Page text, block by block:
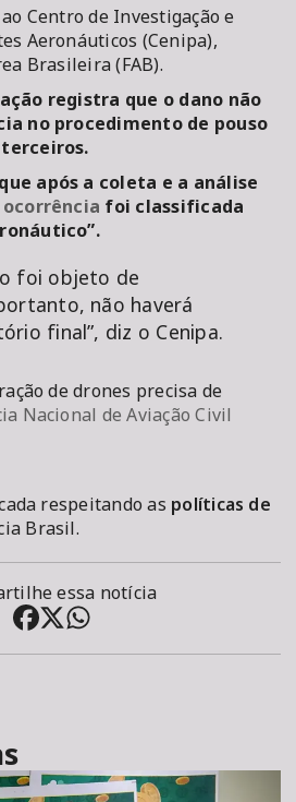
Centro de Investigação e
Aeronáuticos (Cenipa),
Brasileira (FAB).
registra que o dano não
no procedimento de pouso
terceiros.
após a coleta e a análise
ocorrência foi classificada
foi objeto de
não haverá
final”, diz o Cenipa.
de drones precisa de
Nacional de Aviação Civil
respeitando as políticas de
Brasil.
essa notícia